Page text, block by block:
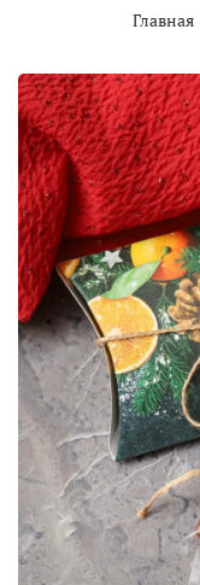
Главная